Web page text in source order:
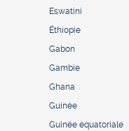
Eswatini
Éthiopie
Gabon
Gambie
Ghana
Guinée
Guinée équatoriale